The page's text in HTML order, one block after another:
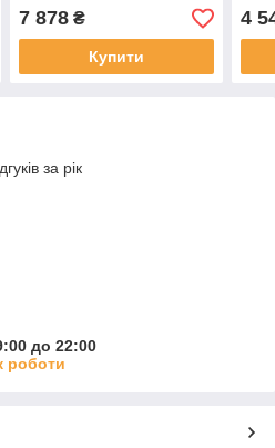
7 878₴
Купити
4
за рік
до 22:00
роботи